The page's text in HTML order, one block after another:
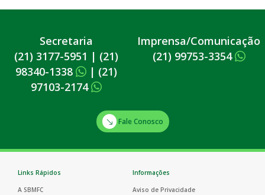
Secretaria
(21) 3177-5951 | (21)
98340-1338
| (21)
97103-2174
Imprensa/Comunicação
(21) 99753-3354
Fale Conosco
Links Rápidos
A SBMFC
Informações
Aviso de Privacidade